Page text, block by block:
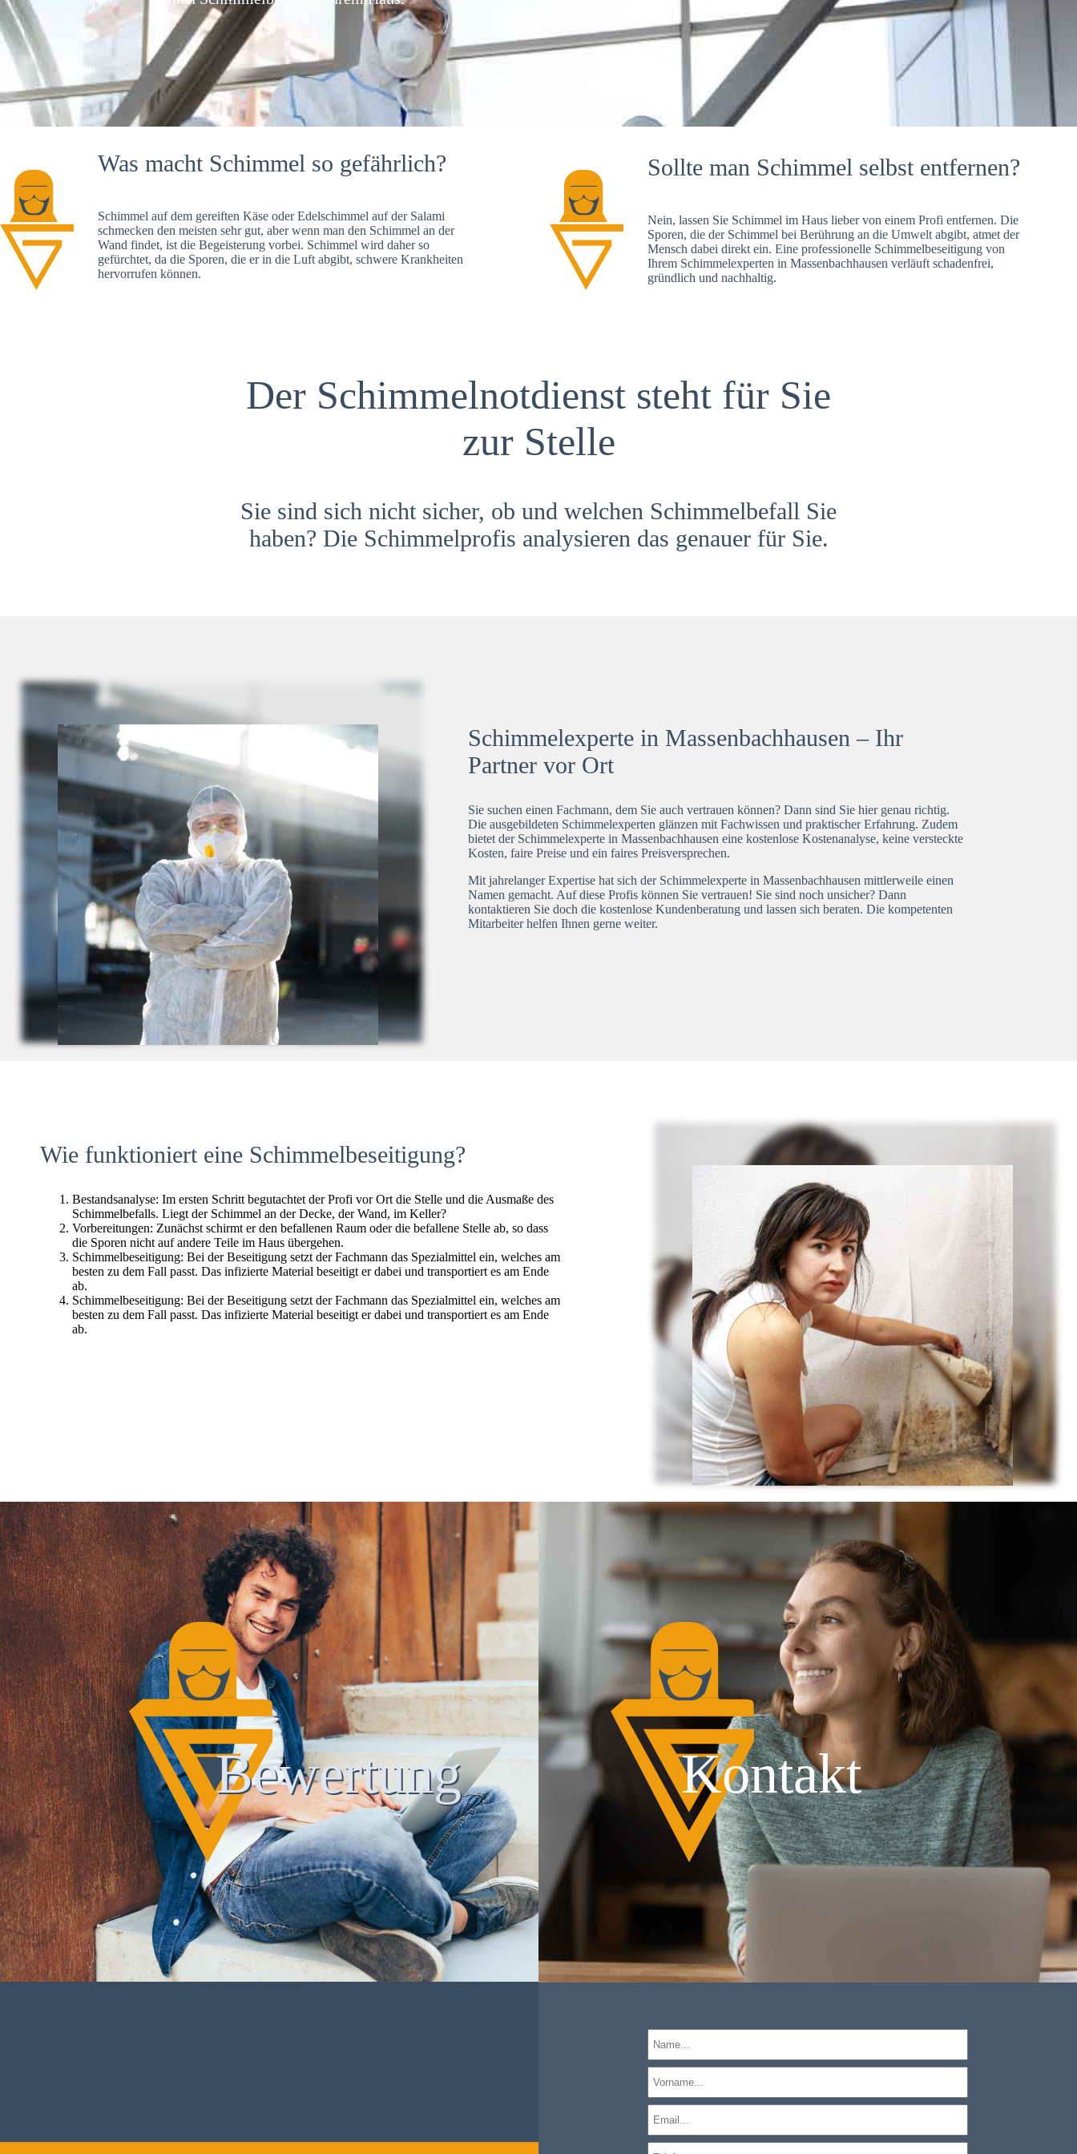
Was macht Schimmel so gefährlich?
Schimmel auf dem gereiften Käse oder Edelschimmel auf der Salami
schmecken den meisten sehr gut, aber wenn man den Schimmel an der
Wand findet, ist die Begeisterung vorbei. Schimmel wird daher so
gefürchtet, da die Sporen, die er in die Luft abgibt, schwere Krankheiten
hervorrufen können.
Sollte man Schimmel selbst entfernen?
Nein, lassen Sie Schimmel im Haus lieber von einem Profi entfernen. Die
Sporen, die der Schimmel bei Berührung an die Umwelt abgibt, atmet der
Mensch dabei direkt ein. Eine professionelle Schimmelbeseitigung von
Ihrem Schimmelexperten in Massenbachhausen verläuft schadenfrei,
gründlich und nachhaltig.
Der Schimmelnotdienst steht für Sie
zur Stelle
Sie sind sich nicht sicher, ob und welchen Schimmelbefall Sie
haben? Die Schimmelprofis analysieren das genauer für Sie.
Schimmelexperte in Massenbachhausen – Ihr
Partner vor Ort
Sie suchen einen Fachmann, dem Sie auch vertrauen können? Dann sind Sie hier genau richtig.
Die ausgebildeten Schimmelexperten glänzen mit Fachwissen und praktischer Erfahrung. Zudem
bietet der Schimmelexperte in Massenbachhausen eine kostenlose Kostenanalyse, keine versteckte
Kosten, faire Preise und ein faires Preisversprechen.
Mit jahrelanger Expertise hat sich der Schimmelexperte in Massenbachhausen mittlerweile einen
Namen gemacht. Auf diese Profis können Sie vertrauen! Sie sind noch unsicher? Dann
kontaktieren Sie doch die kostenlose Kundenberatung und lassen sich beraten. Die kompetenten
Mitarbeiter helfen Ihnen gerne weiter.
Wie funktioniert eine Schimmelbeseitigung?
Bestandsanalyse: Im ersten Schritt begutachtet der Profi vor Ort die Stelle und die Ausmaße des
Schimmelbefalls. Liegt der Schimmel an der Decke, der Wand, im Keller?
Vorbereitungen: Zunächst schirmt er den befallenen Raum oder die befallene Stelle ab, so dass
die Sporen nicht auf andere Teile im Haus übergehen.
Schimmelbeseitigung: Bei der Beseitigung setzt der Fachmann das Spezialmittel ein, welches am
besten zu dem Fall passt. Das infizierte Material beseitigt er dabei und transportiert es am Ende
ab.
Schimmelbeseitigung: Bei der Beseitigung setzt der Fachmann das Spezialmittel ein, welches am
besten zu dem Fall passt. Das infizierte Material beseitigt er dabei und transportiert es am Ende
ab.
Bewertung Kontakt